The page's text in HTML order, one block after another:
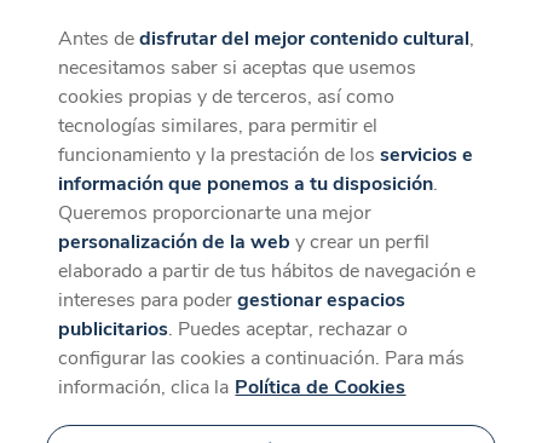
CaixaForum+
La mejor experiencia desde la App
Descargar
Antes dedisfrutar del mejor contenido cultural,
necesitamos saber si aceptas que usemos
cookies propias y de terceros, así como
tecnologías similares, para permitir el
funcionamiento y la prestación de losservicios e
información que ponemos a tu disposición.
Queremos proporcionarte una mejor
personalización de la web y crear un perfil
elaborado a partir de tus hábitos de navegación e
intereses para podergestionar espacios
publicitarios. Puedes aceptar, rechazar o
configurar las cookies a continuación. Para más
información, clica la Política de Cookies